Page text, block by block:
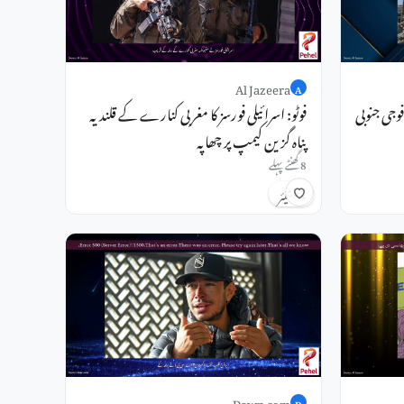
جنوبی
A
Al Jazeera
فوٹو: اسرائیلی فورسز کا مغربی کنارے کے قلندیہ
پناہ گزین کیمپ پر چھاپہ
8 گھنٹے پہلے
شیئر